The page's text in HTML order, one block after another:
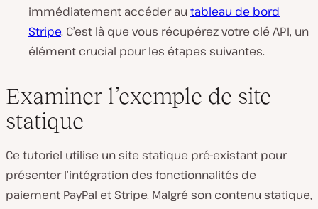
immédiatement accéder au tableau de bord
Stripe. C’est là que vous récupérez votre clé API, un
élément crucial pour les étapes suivantes.
Examiner l’exemple de site
statique
Ce tutoriel utilise un site statique pré-existant pour
présenter l’intégration des fonctionnalités de
paiement PayPal et Stripe. Malgré son contenu statique,